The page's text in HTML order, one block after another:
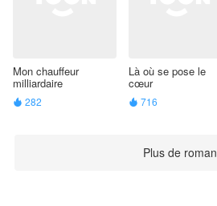
Mon chauffeur
milliardaire
 282
Là où se pose le
cœur
 716
Plus de roman